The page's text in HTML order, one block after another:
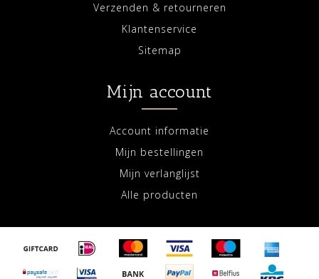
Verzenden & retourneren
Klantenservice
Sitemap
Mijn account
Account informatie
Mijn bestellingen
Mijn verlanglijst
Alle producten